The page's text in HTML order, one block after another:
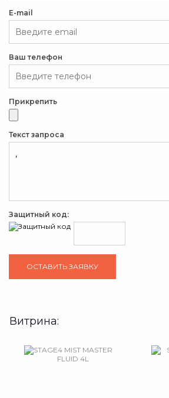
E-mail
Ваш телефон
Прикрепить
Текст запроса
Защитный код:
Витрина: